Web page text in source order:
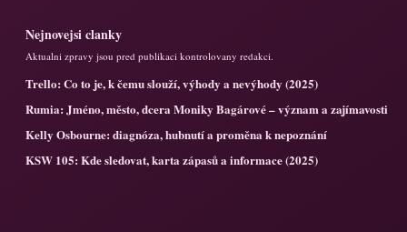
Nejnovejsi clanky
Aktualni zpravy jsou pred publikaci kontrolovany redakci.
Trello: Co to je, k čemu slouží, výhody a nevýhody (2025)
Rumia: Jméno, město, dcera Moniky Bagárové – význam a zajímavosti
Kelly Osbourne: diagnóza, hubnutí a proměna k nepoznání
KSW 105: Kde sledovat, karta zápasů a informace (2025)